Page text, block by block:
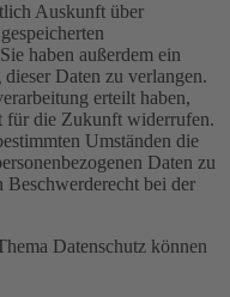
Auskunft über
haben außerdem ein
Daten zu verlangen.
erteilt haben,
für die Zukunft widerrufen.
Umständen die
Daten zu
Beschwerderecht bei der
Datenschutz können